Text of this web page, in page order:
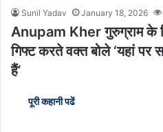
Sunil Yadav January 18, 2026
Anupam Kher गुरुग्राम के
गिफ्ट करते वक्त बोले ‘यहां पर
हैं’
पूरी कहानी पढें